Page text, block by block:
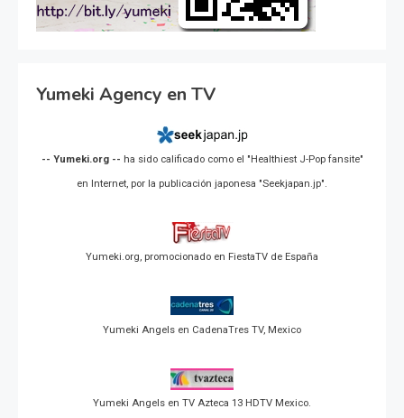
Yumeki Agency en TV
-- Yumeki.org -- ha sido calificado como el "Healthiest J-Pop fansite"
en Internet, por la publicación japonesa "Seekjapan.jp".
Yumeki.org, promocionado en FiestaTV de España
Yumeki Angels en CadenaTres TV, Mexico
Yumeki Angels en TV Azteca 13 HDTV Mexico.